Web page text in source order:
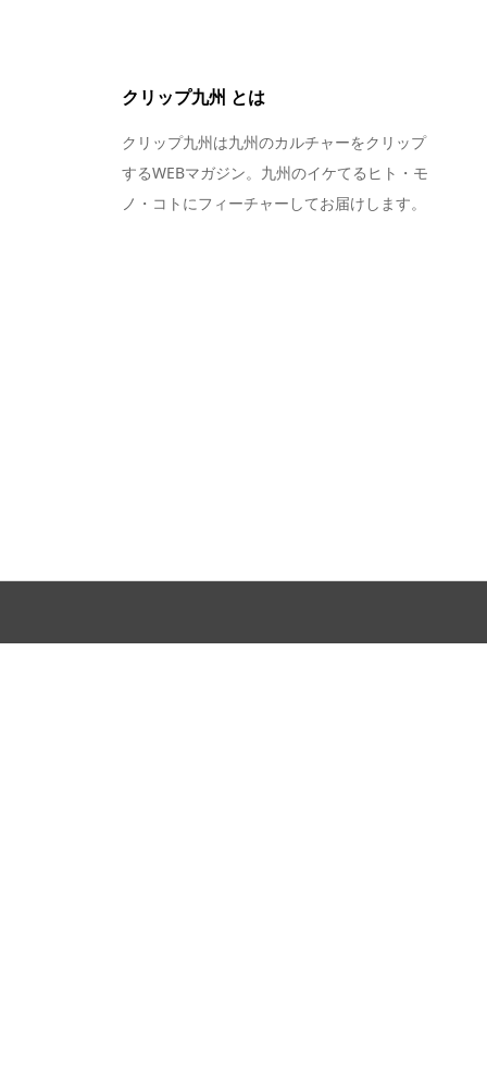
クリップ九州 とは
クリップ九州は九州のカルチャーをクリップ
するWEBマガジン。九州のイケてるヒト・モ
ノ・コトにフィーチャーしてお届けします。